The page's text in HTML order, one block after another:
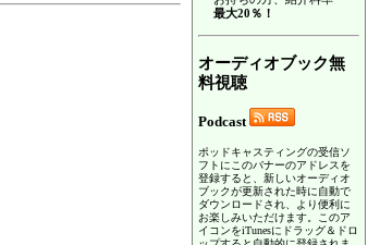
最大20％！
オーディオブック無
料視聴
Podcast
ポッドキャスティングの受信ソ
フトにこのバナーのアドレスを
登録すると、新しいオーディオ
ブックが更新された時に自動で
ダウンロードされ、より便利に
お楽しみいただけます。このア
イコンをiTunesにドラッグ＆ドロ